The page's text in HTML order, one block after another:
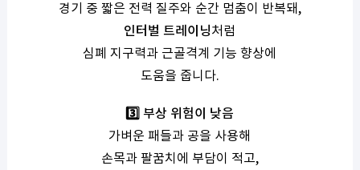
경기 중 짧은 전력 질주와 순간 멈춤이 반복돼,
인터벌 트레이닝처럼
심폐 지구력과 근골격계 기능 향상에
도움을 줍니다.
3️⃣ 부상 위험이 낮음
가벼운 패들과 공을 사용해
손목과 팔꿈치에 부담이 적고,